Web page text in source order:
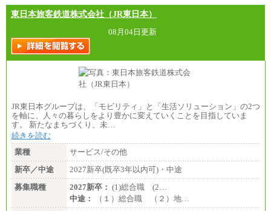
東日本旅客鉄道株式会社（JR東日本）
08月04日更新
JR東日本グループは、「モビリティ」と「生活ソリューション」の2つ
を軸に、人々の暮らしをより豊かに変えていくことを目指していま
す。 新たなまちづくり、未…
続きを読む
業種
サービス/その他
新卒／中途
2027新卒(既卒3年以内可)・中途
募集職種
2027新卒： (1)総合職 (2…
中途：
（１）総合職 （２）地…